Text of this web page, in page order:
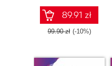
89.91 zł
99.90 zł (-10%)